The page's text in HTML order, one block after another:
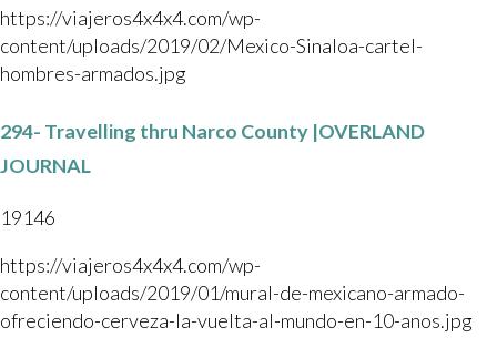
https://viajeros4x4x4.com/wp-
content/uploads/2019/02/Mexico-Sinaloa-cartel-
hombres-armados.jpg
294- Travelling thru Narco County |OVERLAND
JOURNAL
19146
https://viajeros4x4x4.com/wp-
content/uploads/2019/01/mural-de-mexicano-armado-
ofreciendo-cerveza-la-vuelta-al-mundo-en-10-anos.jpg